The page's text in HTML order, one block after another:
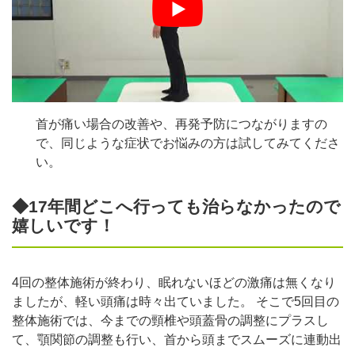
首が痛い場合の改善や、再発予防につながりますの
で、同じような症状でお悩みの方は試してみてくださ
い。
◆17年間どこへ行っても治らなかったので
嬉しいです！
4回の整体施術が終わり、眠れないほどの激痛は無くなり
ましたが、軽い頭痛は時々出ていました。 そこで5回目の
整体施術では、今までの頸椎や頭蓋骨の調整にプラスし
て、顎関節の調整も行い、首から頭までスムーズに連動出